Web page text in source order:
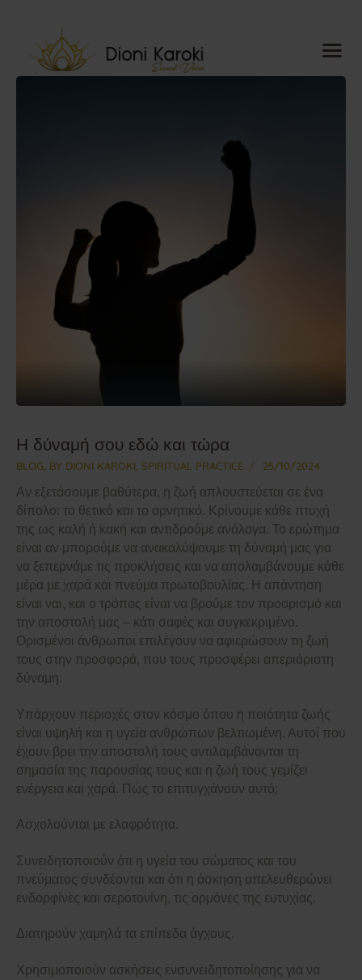
Dioni Karoki
ThetaHealing®
Mindful
Resonance
Meditations
Ημερολόγιο
Media
Επικοινωνία
Η δύναμή σου εδώ και τώρα
BLOG, BY DIONI KAROKI , SPIRITUAL PRACTICE 25/10/2024
Αν εξετάσουμε βαθύτερα, η ζωή απλουστεύεται σε ένα
δίπολο: το θετικό και το αρνητικό. Κρίνουμε κάθε πτυχή
της ως καλή ή κακή και αντιδρούμε ανάλογα. Το ερώτημα
είναι αν μπορούμε να ανακαλύψουμε τη δύναμή μας για
να ξεπερνάμε τις προκλήσεις και να απολαμβάνουμε κάθε
μέρα με χαρά και πνεύμα πρωτοβουλίας. Η απάντηση
είναι ναι, και ο τρόπος είναι να βρούμε τον προορισμό και
την αποστολή μας – κάτι σαφές και συγκεκριμένο.
Ορισμένοι άνθρωποι επιλέγουν να αφιερώσουν τη ζωή
τους στην προσφορά, που τους προσφέρει απεριόριστη
δύναμη.
Υπάρχουν περιοχές στον κόσμο όπου η ποιότητα ζωής
είναι υψηλή και η υγεία ανθρώπων βελτιωμένη. Αυτοί που
έχουν βρει την αποστολή τους αντιλαμβάνονται τη
σημασία της παρουσίας τους και η ζωή τους γεμίζει
ενέργεια και χαρά. Πώς το επιτυγχάνουν αυτό;
Ασχολούνται με ελαφρότητα.
Συνειδητοποιούν ότι η υγεία του σώματος και του
πνεύματος συνδέονται και ότι η άσκηση απελευθερώνει
ενδορφίνες και σεροτονίνη, τις ορμόνες της ευτυχίας.
Διατηρούν χαμηλά τα επίπεδα άγχους.
Χρησιμοποιούν ασκήσεις ενσυνειδητοποίησης για να